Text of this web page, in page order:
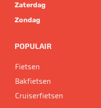
Zaterdag
Zondag
POPULAIR
Fietsen
Bakfietsen
Cruiserfietsen